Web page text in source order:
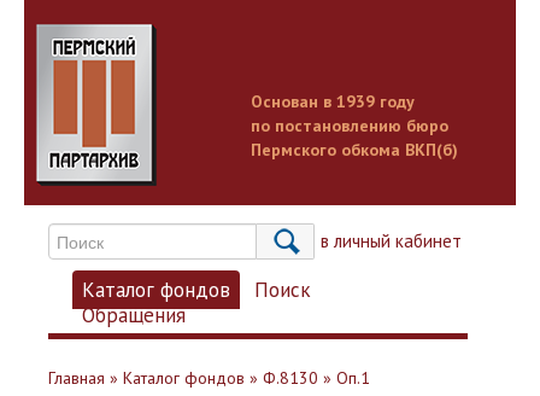
Основан в 1939 году
по постановлению бюро
Пермского обкома ВКП(б)
Вход в личный кабинет
Каталог фондов
Поиск
Обращения
Главная » Каталог фондов » Ф.8130 » Оп.1